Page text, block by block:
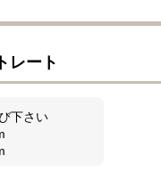
レート
下さい